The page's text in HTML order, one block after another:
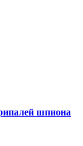
шпиона